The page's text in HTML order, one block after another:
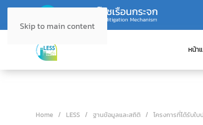
Skip to main content
หน้า
Home LESS ฐานข้อมูลและสถิติ โครงการที่ได้รับใ